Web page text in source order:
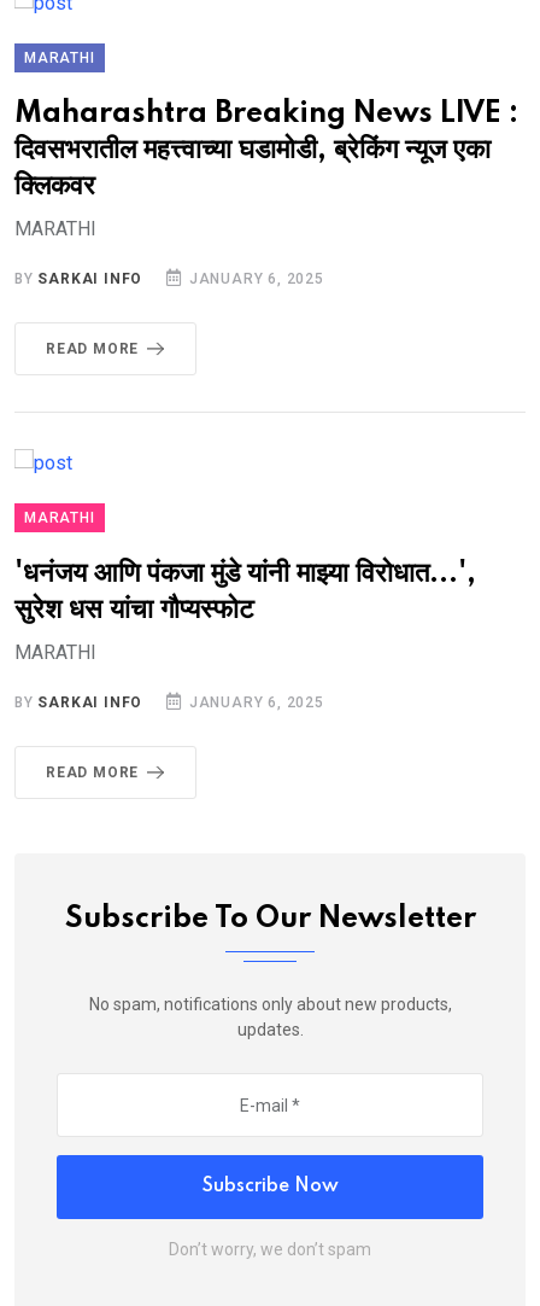
MARATHI
Maharashtra Breaking News LIVE :
दिवसभरातील महत्त्वाच्या घडामोडी, ब्रेकिंग न्यूज एका
क्लिकवर
MARATHI
BY SARKAI INFO JANUARY 6, 2025
READ MORE
MARATHI
'धनंजय आणि पंकजा मुंडे यांनी माझ्या विरोधात...',
सुरेश धस यांचा गौप्यस्फोट
MARATHI
BY SARKAI INFO JANUARY 6, 2025
READ MORE
Subscribe To Our Newsletter
No spam, notifications only about new products,
updates.
Subscribe Now
Don’t worry, we don’t spam